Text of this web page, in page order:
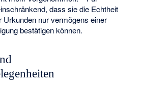
dass sie die Echtheit
Urkunden nur vermögens einer
bestätigen können.